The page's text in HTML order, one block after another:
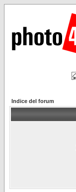
Indice del forum